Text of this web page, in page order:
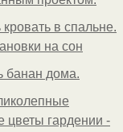
кровать в спальне.
на сон
банан дома.
цветы гардении -